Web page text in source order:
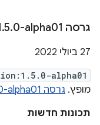
גרסה ‎1 .5.0-alpha01
‫27 ביולי 2022
alpha01
מופץ. גרסה ‎1.5.0-alpha01 מכילה את השמירות האלה.
תכונות חדשות